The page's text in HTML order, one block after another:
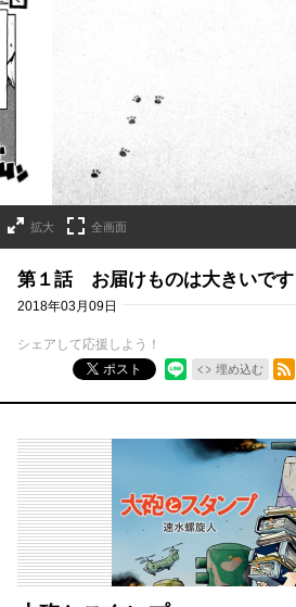
拡大 全画面
第１話 お届けものは大きいです
2018年03月09日
シェアして応援しよう！
ポスト
埋め込む
RSSフィード